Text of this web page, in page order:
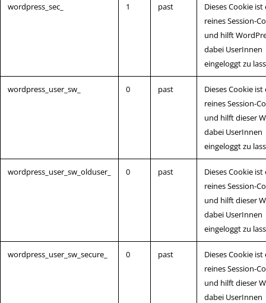
wordpress_sec_ 1 past
Dieses Cookie ist
reines Session-
und hilft
dabei UserInnen
eingeloggt zu
wordpress_user_sw_ 0 past
Dieses Cookie ist
reines Session-
und hilft dieser
dabei UserInnen
eingeloggt zu
wordpress_user_sw_olduser_ 0 past
Dieses Cookie ist
reines Session-
und hilft dieser
dabei UserInnen
eingeloggt zu
wordpress_user_sw_secure_ 0 past
Dieses Cookie ist
reines Session-
und hilft dieser
dabei UserInnen